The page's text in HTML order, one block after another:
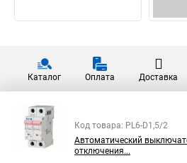
Каталог Оплата Доставка
Код товара: PL6-D1,5/2
Автоматический
отключения...